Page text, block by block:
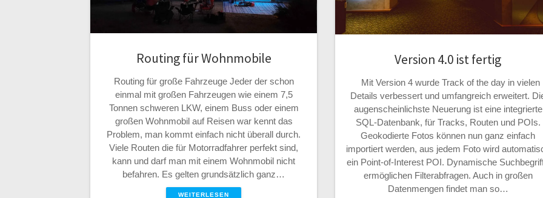
Routing für Wohnmobile
Routing für große Fahrzeuge Jeder der schon
einmal mit großen Fahrzeugen wie einem 7,5
Tonnen schweren LKW, einem Buss oder einem
großen Wohnmobil auf Reisen war kennt das
Problem, man kommt einfach nicht überall durch.
Viele Routen die für Motorradfahrer perfekt sind,
kann und darf man mit einem Wohnmobil nicht
befahren. Es gelten grundsätzlich ganz…
WEITERLESEN
Version 4.0 ist fertig
Mit Version 4 wurde Track of the day in vielen
Details verbessert und umfangreich erweitert.
augenscheinlichste Neuerung ist eine integrierte
SQL-Datenbank, für Tracks, Routen und POIs.
Geokodierte Fotos können nun ganz einfach
importiert werden, aus jedem Foto wird
ein Point-of-Interest POI. Dynamische
ermöglichen Filterabfragen. Auch in großen
Datenmengen findet man so…